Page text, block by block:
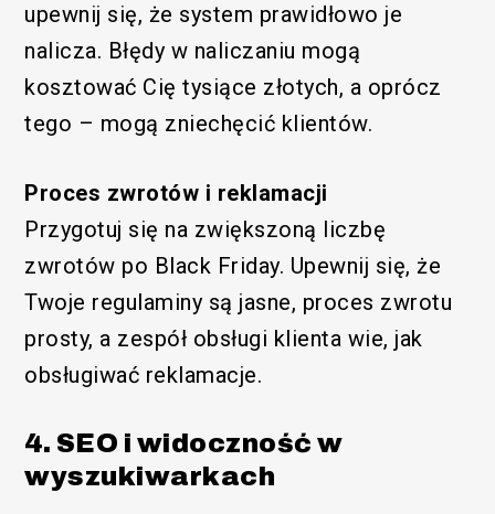
upewnij się, że system prawidłowo je
nalicza. Błędy w naliczaniu mogą
kosztować Cię tysiące złotych, a oprócz
tego – mogą zniechęcić klientów.
Proces zwrotów i reklamacji
Przygotuj się na zwiększoną liczbę
zwrotów po Black Friday. Upewnij się, że
Twoje regulaminy są jasne, proces zwrotu
prosty, a zespół obsługi klienta wie, jak
obsługiwać reklamacje.
4. SEO i widoczność w
wyszukiwarkach